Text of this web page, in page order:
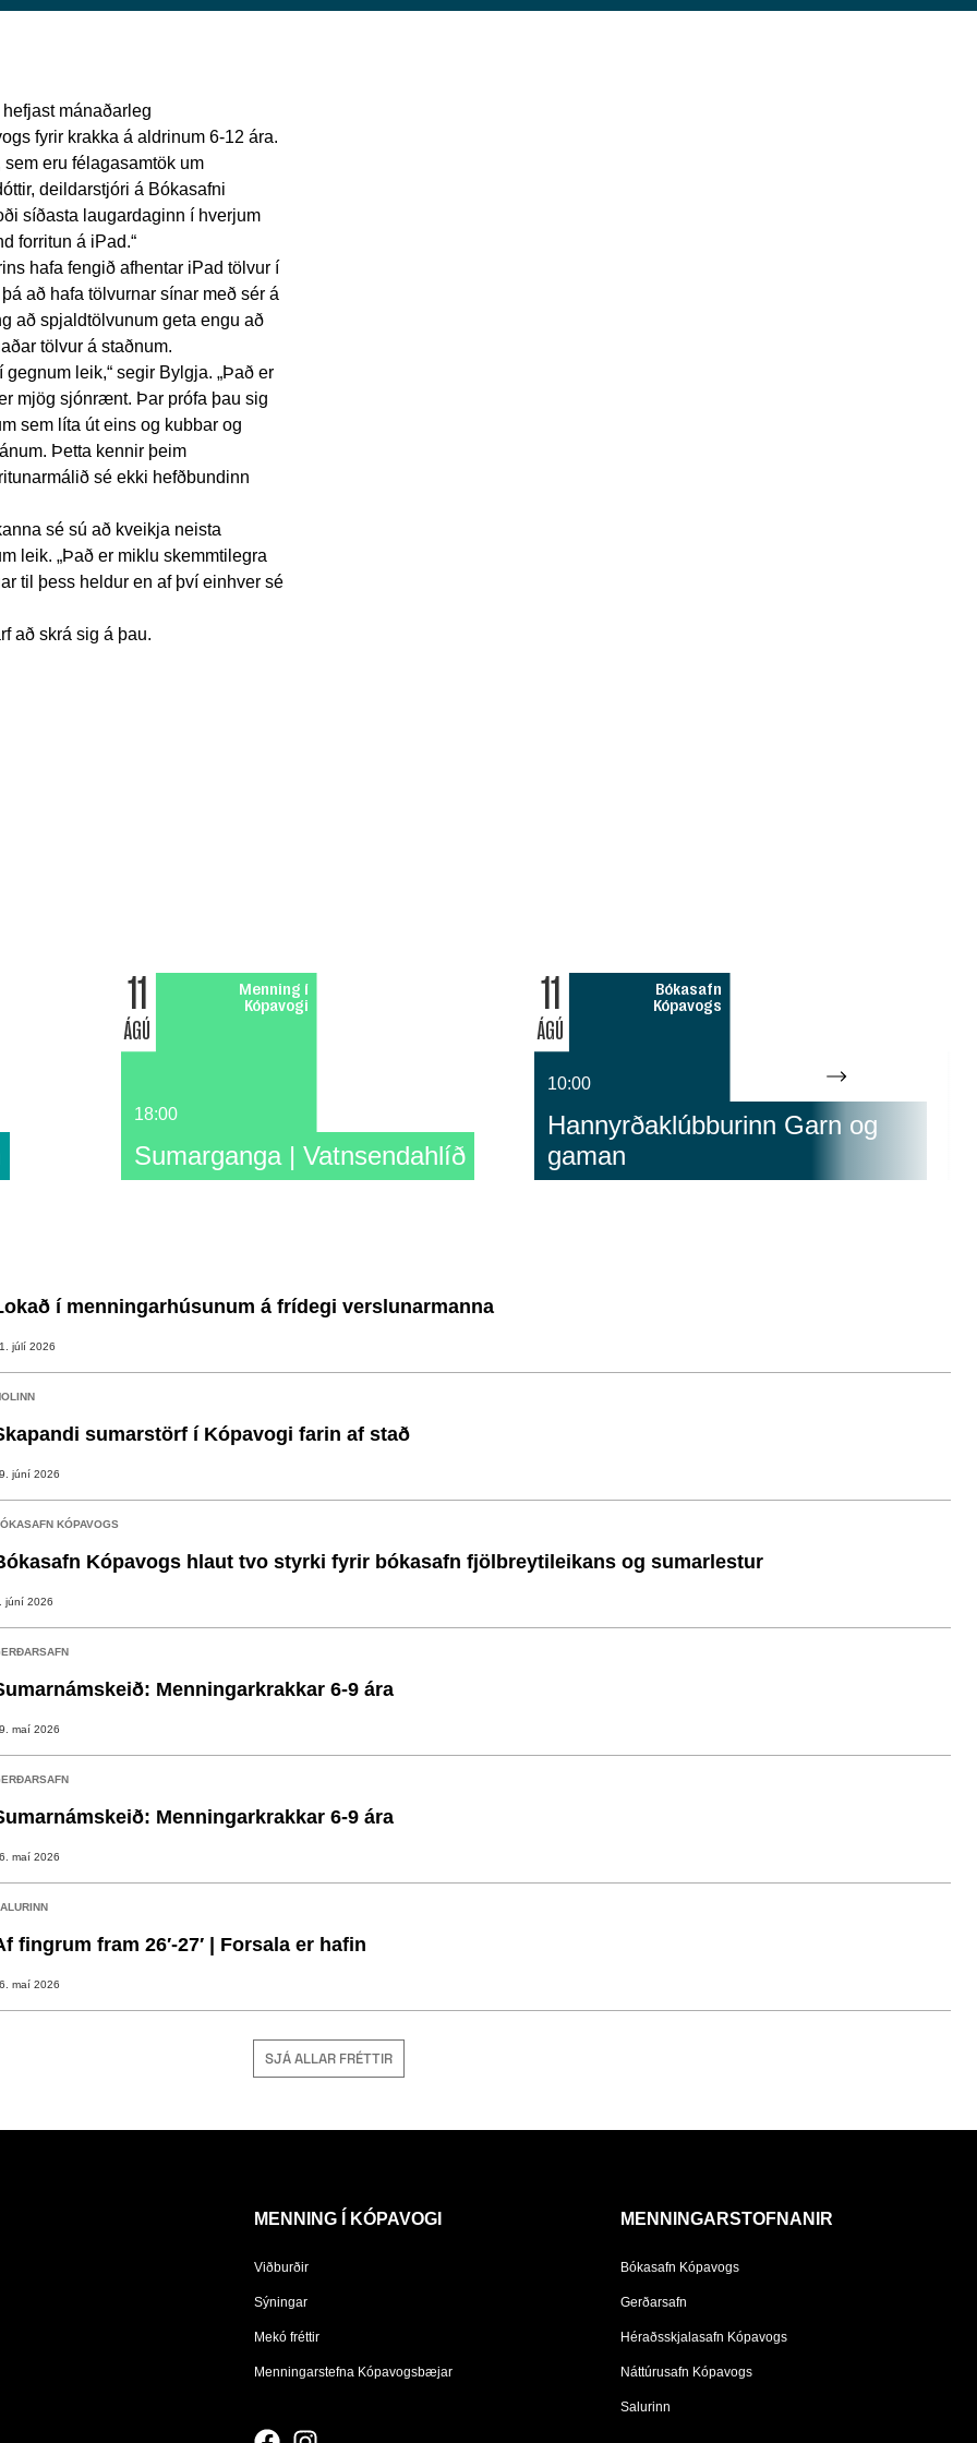
mánaðarleg
fyrir krakka á aldrinum 6-12 ára.
eru félagasamtök um
deildarstjóri á Bókasafni
síðasta laugardaginn í hverjum
forritun á iPad.“
hafa fengið afhentar iPad tölvur í
að hafa tölvurnar sínar með sér á
að spjaldtölvunum geta engu að
tölvur á staðnum.
leik,“ segir Bylgja. „Það er
mjög sjónrænt. Þar prófa þau sig
sem líta út eins og kubbar og
Þetta kennir þeim
sé ekki hefðbundinn
sé sú að kveikja neista
leik. „Það er miklu skemmtilegra
til þess heldur en af því einhver sé
að skrá sig á þau.
11
ÁGÚ
Menning í
Kópavogi
18:00
Sumarganga | Vatnsendahlíð
11
ÁGÚ
Bókasafn
Kópavogs
10:00
Hannyrðaklúbburinn Garn og
gaman
í menningarhúsunum á frídegi verslunarmanna
júlí 2026
sumarstörf í Kópavogi farin af stað
júní 2026
KÓPAVOGS
Kópavogs hlaut tvo styrki fyrir bókasafn fjölbreytileikans og sumarlestur
júní 2026
Menningarkrakkar 6-9 ára
maí 2026
Menningarkrakkar 6-9 ára
maí 2026
fingrum fram 26′-27′ | Forsala er hafin
maí 2026
SJÁ ALLAR FRÉTTIR
MENNING Í KÓPAVOGI
Viðburðir
Sýningar
Mekó fréttir
Menningarstefna Kópavogsbæjar
MENNINGARSTOFNANIR
Bókasafn Kópavogs
Gerðarsafn
Héraðsskjalasafn Kópavogs
Náttúrusafn Kópavogs
Salurinn